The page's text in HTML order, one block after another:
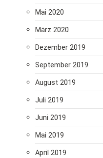
Mai 2020
März 2020
Dezember 2019
September 2019
August 2019
Juli 2019
Juni 2019
Mai 2019
April 2019